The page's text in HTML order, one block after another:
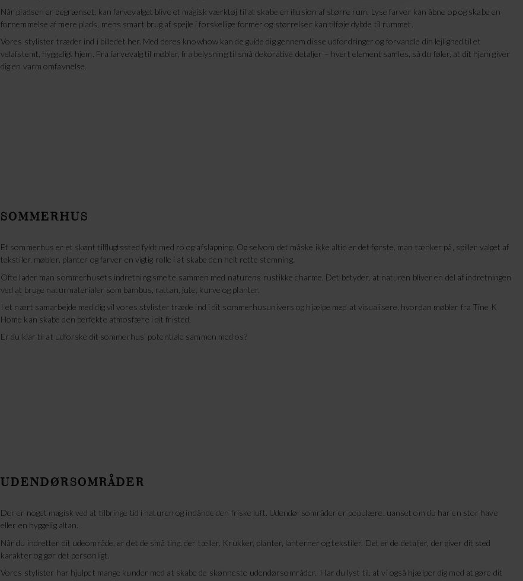
Når pladsen er begrænset, kan farvevalget blive et magisk værktøj til at skabe en illusion af større rum. Lyse farver kan åbne op og skabe en
fornemmelse af mere plads, mens smart brug af spejle i forskellige former og størrelser kan tilføje dybde til rummet.
Vores stylister træder ind i billedet her. Med deres knowhow kan de guide dig gennem disse udfordringer og forvandle din lejlighed til et
velafstemt, hyggeligt hjem. Fra farvevalg til møbler, fra belysning til små dekorative detaljer – hvert element samles, så du føler, at dit hjem giver
dig en varm omfavnelse.
SOMMERHUS
Et sommerhus er et skønt tilflugtssted fyldt med ro og afslapning. Og selvom det måske ikke altid er det første, man tænker på, spiller valget af
tekstiler, møbler, planter og farver en vigtig rolle i at skabe den helt rette stemning.
Ofte lader man sommerhusets indretning smelte sammen med naturens rustikke charme. Det betyder, at naturen bliver en del af indretningen
ved at bruge naturmaterialer som bambus, rattan, jute, kurve og planter.
I et nært samarbejde med dig vil vores stylister træde ind i dit sommerhusunivers og hjælpe med at visualisere, hvordan møbler fra Tine K
Home kan skabe den perfekte atmosfære i dit fristed.
Er du klar til at udforske dit sommerhus' potentiale sammen med os?
UDENDØRSOMRÅDER
Der er noget magisk ved at tilbringe tid i naturen og indånde den friske luft. Udendørsområder er populære, uanset om du har en stor have
eller en hyggelig altan.
Når du indretter dit udeområde, er det de små ting, der tæller. Krukker, planter, lanterner og tekstiler. Det er de detaljer, der giver dit sted
karakter og gør det personligt.
Vores stylister har hjulpet mange kunder med at skabe de skønneste udendørsområder. Har du lyst til, at vi også hjælper dig med at gøre dit